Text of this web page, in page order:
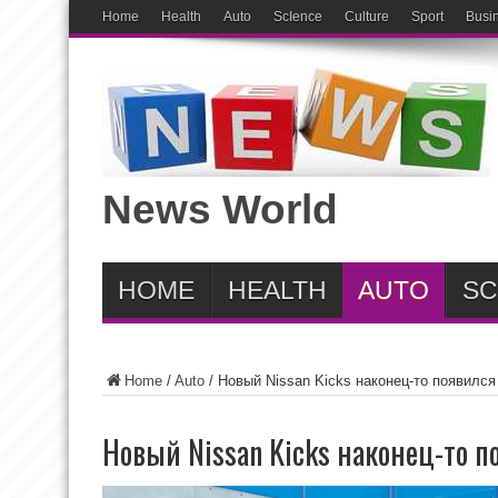
Home Health Auto ScIence Culture Sport
News World
HOME HEALTH AUTO
Home / Auto / Новый Nissan Kicks наконец-то
Новый Nissan Kicks наконец-то